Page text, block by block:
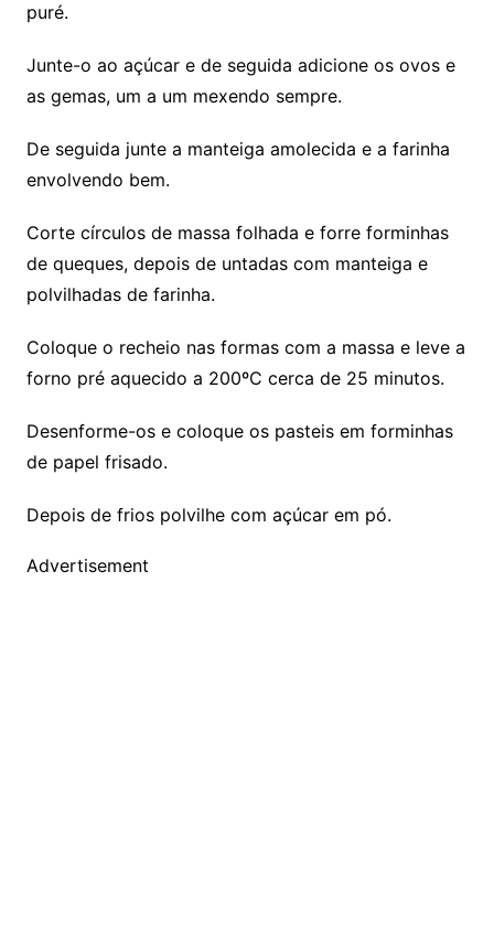
puré.
Junte-o ao açúcar e de seguida adicione os ovos e
as gemas, um a um mexendo sempre.
De seguida junte a manteiga amolecida e a farinha
envolvendo bem.
Corte círculos de massa folhada e forre forminhas
de queques, depois de untadas com manteiga e
polvilhadas de farinha.
Coloque o recheio nas formas com a massa e leve a
forno pré aquecido a 200ºC cerca de 25 minutos.
Desenforme-os e coloque os pasteis em forminhas
de papel frisado.
Depois de frios polvilhe com açúcar em pó.
Advertisement